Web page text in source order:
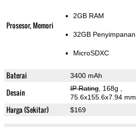
Prosesor, Memori
2GB RAM
32GB Penyimpanan
MicroSDXC
Baterai 3400 mAh
Desain IP Rating, 168g
75.6x155.6x7.94 mm
Harga (Sekitar) $169